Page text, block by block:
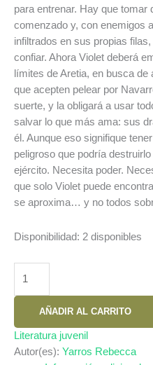
para entrenar. Hay que tomar
comenzado y, con enemigos
infiltrados en sus propias
confiar. Ahora Violet deberá
límites de Aretia, en busca
que acepten pelear por
suerte, y la obligará a usar
salvar lo que más ama: sus
él. Aunque eso signifique
peligroso que podría
ejército. Necesita poder.
que solo Violet puede
se aproxima… y no todos
Disponibilidad: 2 disponibles
DE
ÓNIX
(EMPÍREO
3)
cantidad
AÑADIR AL CARRITO
Literatura juvenil
Autor(es): Yarros Rebecca